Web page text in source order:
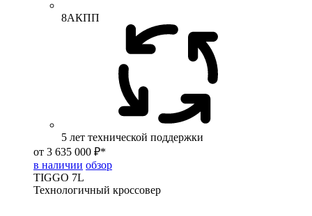
8АКПП
5 лет технической поддержки
от 3 635 000 ₽*
в наличии обзор
TIGGO 7L
Технологичный кроссовер